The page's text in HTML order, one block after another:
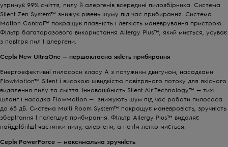
утримує 99% сміття, пилу й алергенів всередині пилозбірника. Система
Silent Zen System™ знижує рівень шуму під час прибирання. Система
Motion Control™ покращує плавність і легкість маневрування пристрою.
Фільтр багаторазового використання Allergy Plus™, який миється, усуває
з повітря пил і алергени.
Серія New UltraOne — першокласна якість прибирання
Енергоефективні пилососи класу А з потужним двигуном, насадками
FlowMotion™ Silent і високою швидкістю повітряного потоку для якісного
видалення пилу та сміття. Інноваційність Silent Air Technology™ — тихі
шланг і насадка FlowMotion — знижують шум під час роботи пилососа
до 65 дБ. Система Multi Room System™ покращує маневровість, зручність
зберігання і полегшує прибирання. Фільтр Allergy Plus™ видаляє
найдрібніші частинки пилу, алергени, а потім легко миється.
Серія PowerForce — максимальна зручність